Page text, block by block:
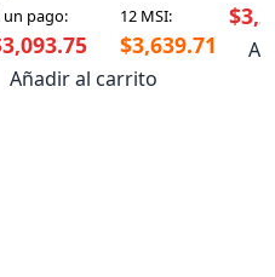
un pago: 12 MSI:
$3,639.71
Añadir al carrito